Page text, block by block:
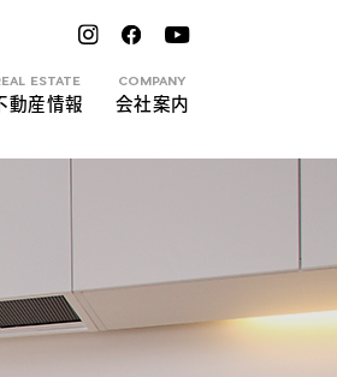
ESTATE
動産情報
COMPANY
会社案内